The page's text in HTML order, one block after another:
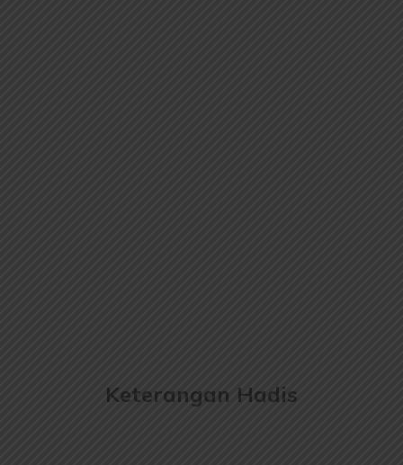
Keterangan Hadis